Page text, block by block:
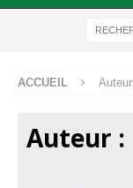
ACCUEIL
Auteur :